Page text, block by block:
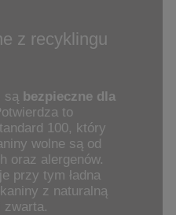
z recyklingu
są bezpieczne dla
to
100, który
wolne są od
oraz alergenów.
przy tym ładna
z naturalną
zwarta.